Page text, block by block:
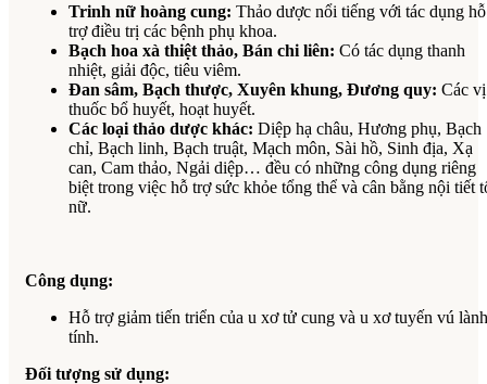
Trinh nữ hoàng cung: Thảo dược nổi tiếng với tác dụng hỗ
trợ điều trị các bệnh phụ khoa.
Bạch hoa xà thiệt thảo, Bán chi liên: Có tác dụng thanh
nhiệt, giải độc, tiêu viêm.
Đan sâm, Bạch thược, Xuyên khung, Đương quy: Các vị
thuốc bổ huyết, hoạt huyết.
Các loại thảo dược khác: Diệp hạ châu, Hương phụ, Bạch
chỉ, Bạch linh, Bạch truật, Mạch môn, Sài hồ, Sinh địa, Xạ
can, Cam thảo, Ngải diệp… đều có những công dụng riêng
biệt trong việc hỗ trợ sức khỏe tổng thể và cân bằng nội tiết
nữ.
Công dụng:
Hỗ trợ giảm tiến triển của u xơ tử cung và u xơ tuyến vú lành
tính.
Đối tượng sử dụng: